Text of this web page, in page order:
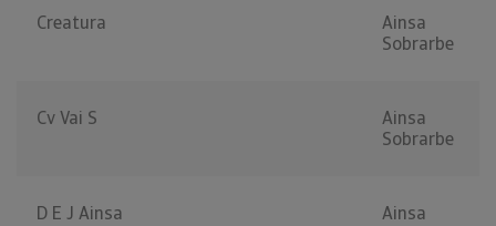
Creatura
Ainsa
Sobrarbe
Cv Vai S
Ainsa
Sobrarbe
D E J Ainsa
Ainsa